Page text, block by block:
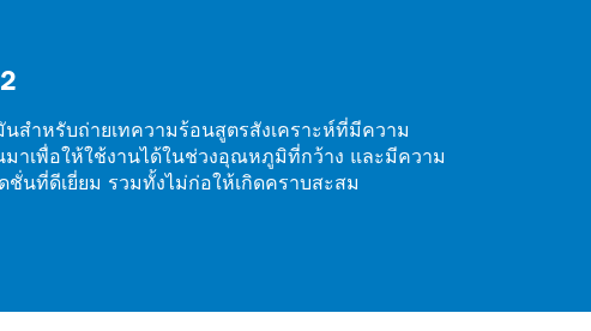
สำหรับถ่ายเทความร้อนสูตรสังเคราะห์ที่มีความ
เพื่อให้ใช้งานได้ในช่วงอุณหภูมิที่กว้าง และมีความ
ชั่นที่ดีเยี่ยม รวมทั้งไม่ก่อให้เกิดคราบสะสม